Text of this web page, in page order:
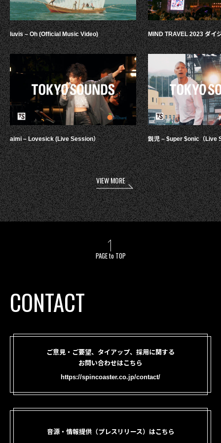
luvis – Oh (Official Music Video)
aimi – Lovesick (Live Session）
MIND TRAVEL 2023 ダイ
鋭児 – $uper $onic（Live
VIEW MORE
PAGE to TOP
CONTACT
ご意見・ご要望、タイアップ、採用に関する
お問い合わせはこちら
https://spincoaster.co.jp/contact/
音源・情報提供（プレスリリース）はこちら